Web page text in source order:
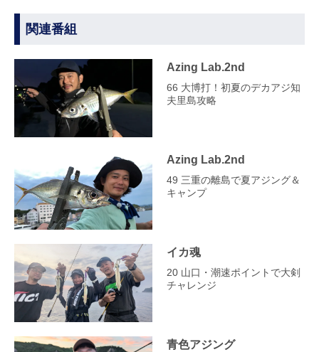
関連番組
Azing Lab.2nd
66 大博打！初夏のデカアジ知
夫里島攻略
Azing Lab.2nd
49 三重の離島で夏アジング＆
キャンプ
イカ魂
20 山口・潮速ポイントで大剣
チャレンジ
青色アジング